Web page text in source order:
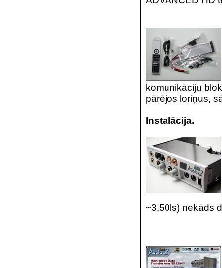
komunikāciju
pārējos loriņus,
Instalācija.
~3,50ls) nekāds